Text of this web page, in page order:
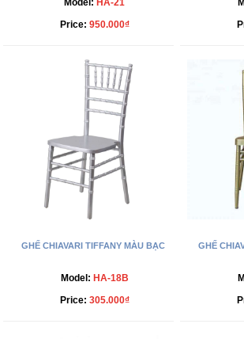
Model: HA-21
Price: 950.000₫
GHẾ CHIAVARI TIFFANY MÀU BẠC
Model: HA-18B
Price: 305.000₫
GHẾ